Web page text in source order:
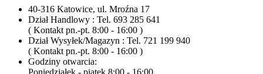
40-316 Katowice, ul. Mroźna 17
Dział Handlowy : Tel. 693 285 641
( Kontakt pn.-pt. 8:00 - 16:00 )
Dział Wysyłek/Magazyn : Tel. 721 199 940
( Kontakt pn.-pt. 8:00 - 16:00 )
Godziny otwarcia:
Poniedziałek - piątek 8:00 - 16:00